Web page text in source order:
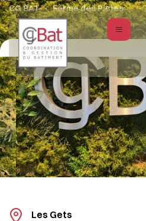
CG BAT Ferme des Pistes
Les Gets